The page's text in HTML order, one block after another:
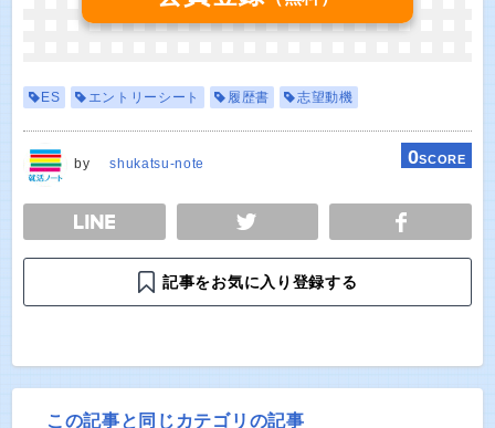
ES エントリーシート 履歴書 志望動機
by shukatsu-note 0SCORE
TWEET
記事をお気に入り登録する
この記事と同じカテゴリの記事